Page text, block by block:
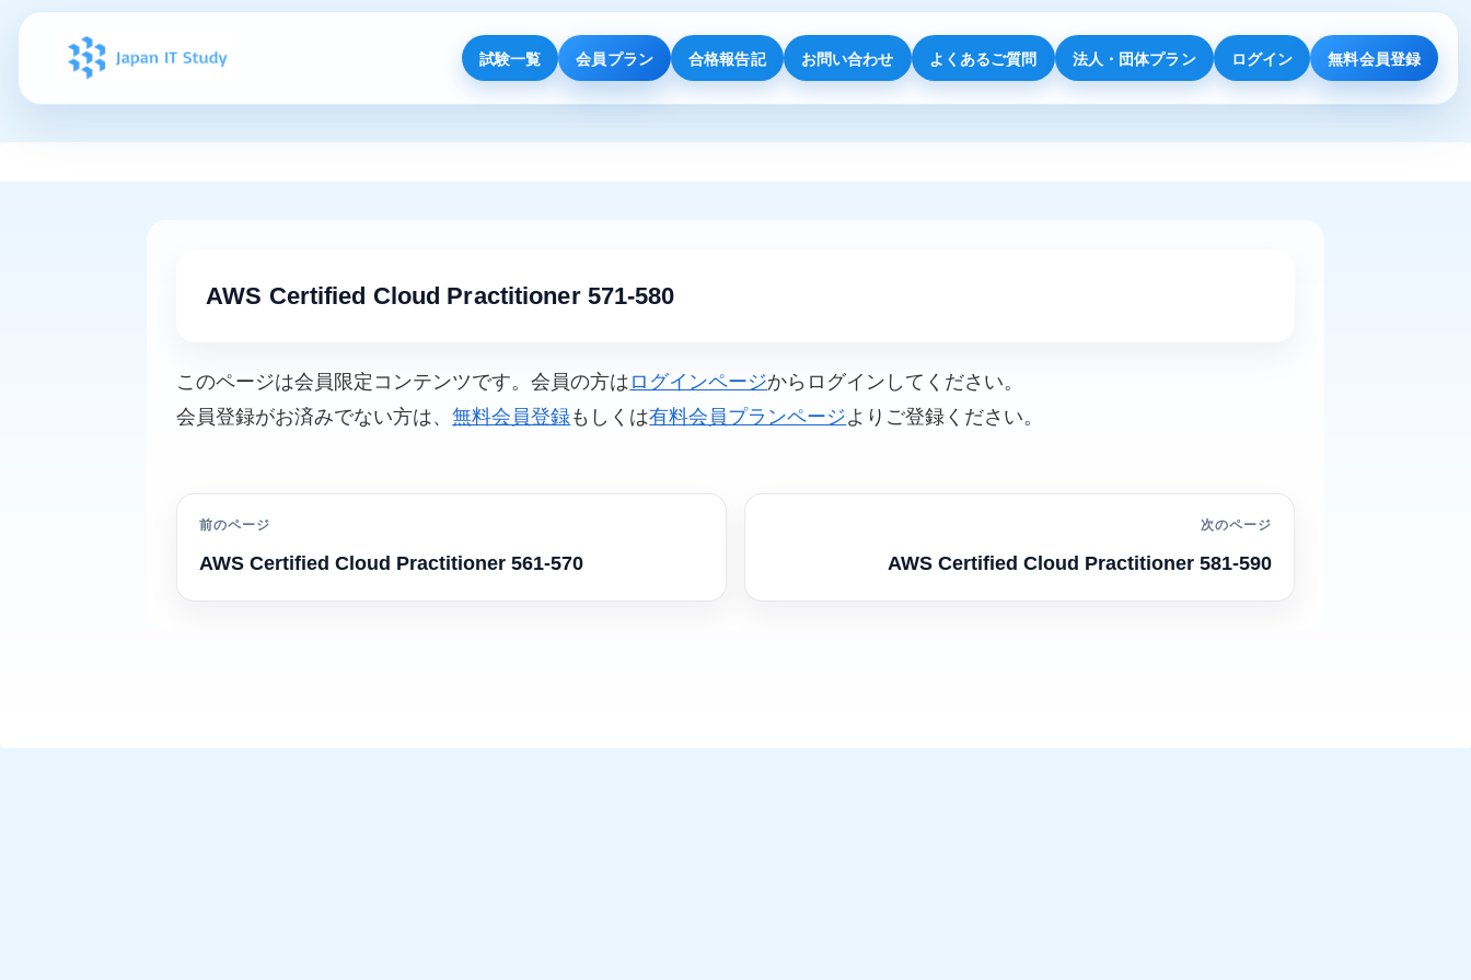
試験一覧 会員プラン 合格報告記 お問い合わせ よくあるご質問 法人・団体プラン ログイン 無料会員登録
AWS Certified Cloud Practitioner 571-580
このページは会員限定コンテンツです。会員の方は ログインページからログインしてください。
会員登録がお済みでない方は、無料会員登録もしくは有料会員プランページよりご登録ください。
前のページ
AWS Certified Cloud Practitioner 561-570
次のページ
AWS Certified Cloud Practitioner 581-590